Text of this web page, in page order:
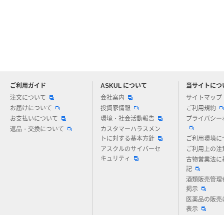
ご利用ガイド
注文について
お届けについて
お支払いについて
返品・交換について
ASKUL について
会社案内
投資家情報
環境・社会活動報告
カスタマーハラスメン
トに対する基本方針
アスクルのサイバーセ
キュリティ
当サイトにつ
サイトマップ
ご利用規約
プライバシー
ご利用環境に
ご利用上の注
古物営業法に
記
酒類販売管理
掲示
医薬品の販売
表示
アスクルについてお気軽にご質問ください